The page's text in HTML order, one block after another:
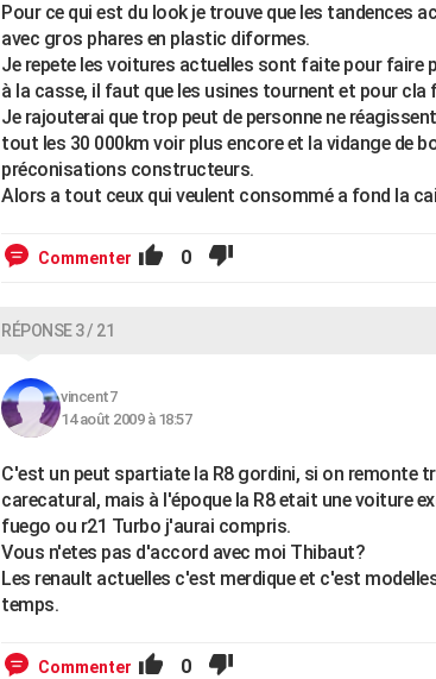
Pour ce qui est du look je trouve que les tandences
avec gros phares en plastic diformes.
Je repete les voitures actuelles sont faite pour faire
à la casse, il faut que les usines tournent et pour cla
Je rajouterai que trop peut de personne ne
tout les 30 000km voir plus encore et la vidange de
préconisations constructeurs.
Alors a tout ceux qui veulent consommé a fond la
Commenter 0
RÉPONSE 3 / 21
vincent7
14 août 2009 à 18:57
C'est un peut spartiate la R8 gordini, si on remonte
carecatural, mais à l'époque la R8 etait une voiture
fuego ou r21 Turbo j'aurai compris.
Vous n'etes pas d'accord avec moi Thibaut?
Les renault actuelles c'est merdique et c'est
temps.
Commenter 0